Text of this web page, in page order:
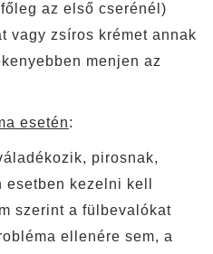
az első cserénél)
vagy zsíros krémet annak
menjen az
esetén:
pirosnak,
kezelni kell
szerint a fülbevalókat
ellenére sem, a